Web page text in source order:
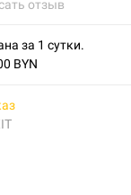
отзыв
за 1 сутки.
BYN